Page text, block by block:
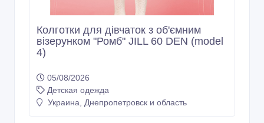
Колготки для дівчаток з об'ємним
візерунком "Ромб" JILL 60 DEN (model
4)
05/08/2026
Детская одежда
Украина, Днепропетровск и область